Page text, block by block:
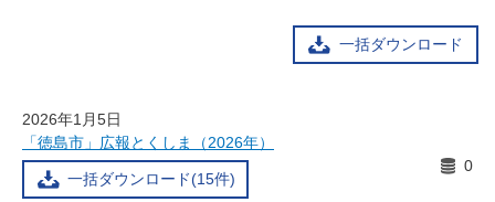
一括ダウンロード
2026年1月5日
「徳島市」広報とくしま（2026年）
一括ダウンロード(15件)
0